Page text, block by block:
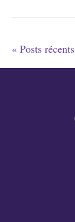
« Posts récents